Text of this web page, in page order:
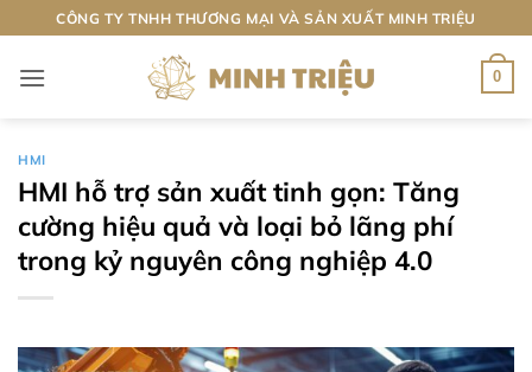
qua
nội
CÔNG TY TNHH THƯƠNG MẠI VÀ SẢN XUẤT MINH TRIỆU
0
HMI
HMI hỗ trợ sản xuất tinh gọn: Tăng
cường hiệu quả và loại bỏ lãng phí
trong kỷ nguyên công nghiệp 4.0